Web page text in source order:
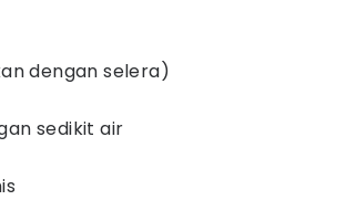
dengan selera)
sedikit air